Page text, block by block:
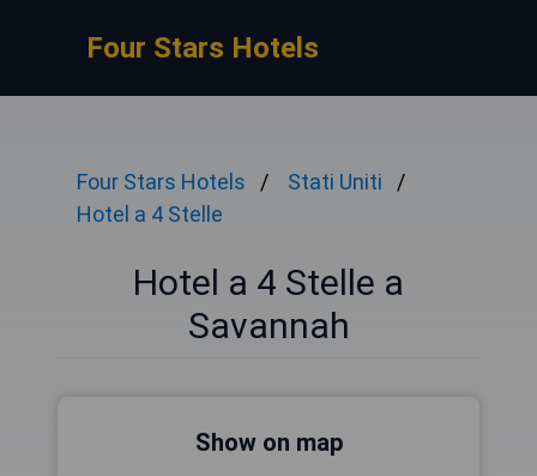
Four Stars Hotels
Four Stars Hotels
Stati Uniti
Hotel a 4 Stelle
Hotel a 4 Stelle a
Savannah
Show on map